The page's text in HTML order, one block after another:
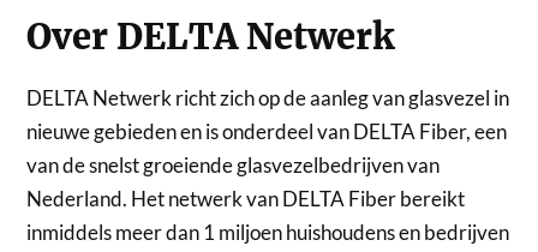
Over DELTA Netwerk
DELTA Netwerk richt zich op de aanleg van glasvezel in
nieuwe gebieden en is onderdeel van DELTA Fiber, een
van de snelst groeiende glasvezelbedrijven van
Nederland. Het netwerk van DELTA Fiber bereikt
inmiddels meer dan 1 miljoen huishoudens en bedrijven